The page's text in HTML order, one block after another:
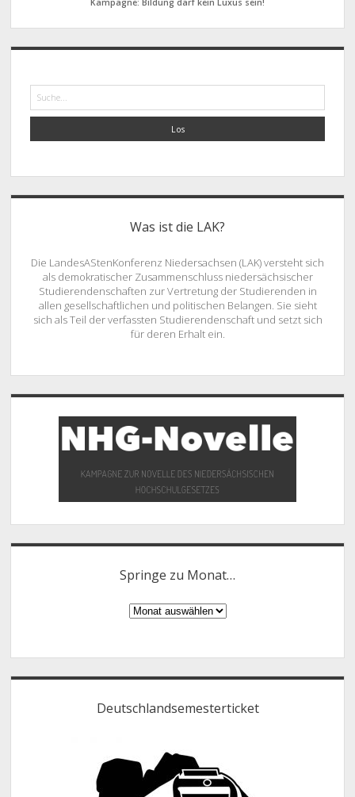
Kampagne: Bildung darf kein Luxus sein!
Was ist die LAK?
Die LandesAStenKonferenz Niedersachsen (LAK) versteht sich
als demokratischer Zusammenschluss niedersächsischer
Studierendenschaften zur Vertretung der Studierenden in
allen gesellschaftlichen und politischen Belangen. Sie sieht
sich als Teil der verfassten Studierendenschaft und setzt sich
für deren Erhalt ein.
Springe zu Monat…
Springe
Deutschlandsemesterticket